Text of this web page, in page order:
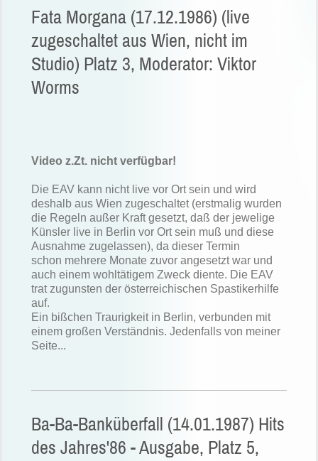
Fata Morgana (17.12.1986) (live
zugeschaltet aus Wien, nicht im
Studio) Platz 3, Moderator: Viktor
Worms
Video z.Zt. nicht verfügbar!
Die EAV kann nicht live vor Ort sein und wird
deshalb aus Wien zugeschaltet (erstmalig wurden
die Regeln außer Kraft gesetzt, daß der jewelige
Künsler live in Berlin vor Ort sein muß und diese
Ausnahme zugelassen), da dieser Termin
schon mehrere Monate zuvor angesetzt war und
auch einem wohltätigem Zweck diente. Die EAV
trat zugunsten der österreichischen Spastikerhilfe
auf.
Ein bißchen Traurigkeit in Berlin, verbunden mit
einem großen Verständnis. Jedenfalls von meiner
Seite...
Ba-Ba-Banküberfall (14.01.1987) Hits
des Jahres'86 - Ausgabe, Platz 5,